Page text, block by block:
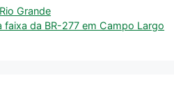
Grande
da BR-277 em Campo Largo